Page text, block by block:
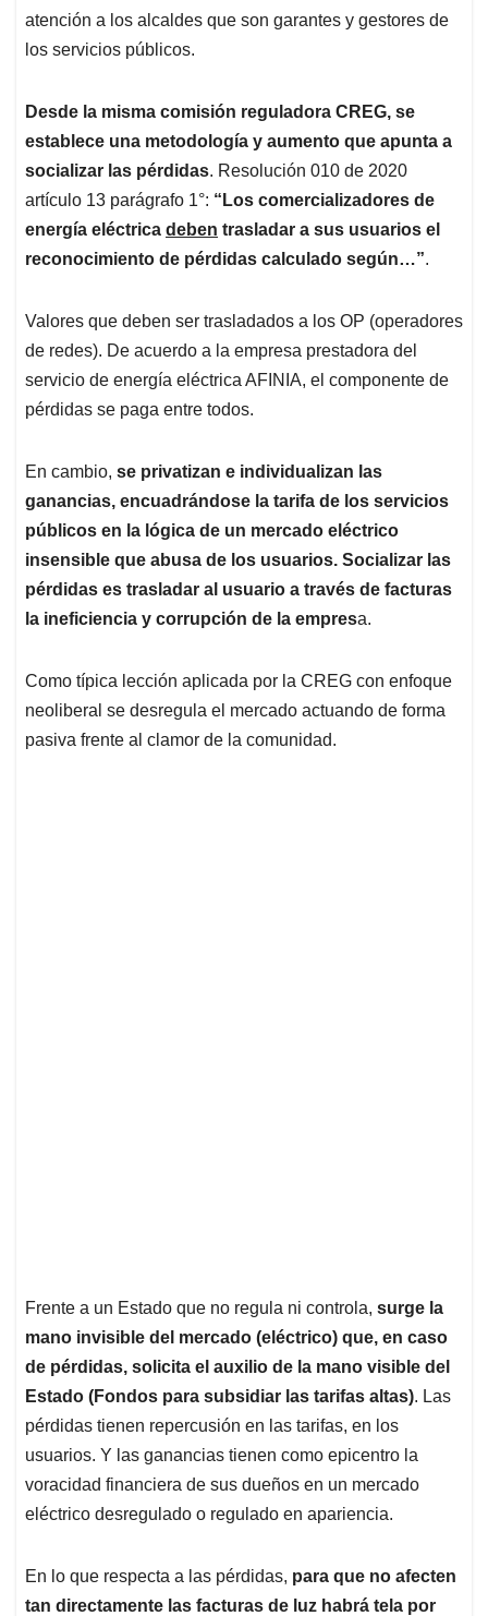
atención a los alcaldes que son garantes y gestores de
los servicios públicos.
Desde la misma comisión reguladora CREG, se
establece una metodología y aumento que apunta a
socializar las pérdidas. Resolución 010 de 2020
artículo 13 parágrafo 1°: “Los comercializadores de
energía eléctrica deben trasladar a sus usuarios el
reconocimiento de pérdidas calculado según…”.
Valores que deben ser trasladados a los OP (operadores
de redes). De acuerdo a la empresa prestadora del
servicio de energía eléctrica AFINIA, el componente de
pérdidas se paga entre todos.
En cambio, se privatizan e individualizan las
ganancias, encuadrándose la tarifa de los servicios
públicos en la lógica de un mercado eléctrico
insensible que abusa de los usuarios. Socializar las
pérdidas es trasladar al usuario a través de facturas
la ineficiencia y corrupción de la empresa.
Como típica lección aplicada por la CREG con enfoque
neoliberal se desregula el mercado actuando de forma
pasiva frente al clamor de la comunidad.
Frente a un Estado que no regula ni controla, surge la
mano invisible del mercado (eléctrico) que, en caso
de pérdidas, solicita el auxilio de la mano visible del
Estado (Fondos para subsidiar las tarifas altas). Las
pérdidas tienen repercusión en las tarifas, en los
usuarios. Y las ganancias tienen como epicentro la
voracidad financiera de sus dueños en un mercado
eléctrico desregulado o regulado en apariencia.
En lo que respecta a las pérdidas, para que no afecten
tan directamente las facturas de luz habrá tela por